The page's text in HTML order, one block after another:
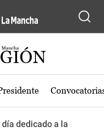
dedicado a la